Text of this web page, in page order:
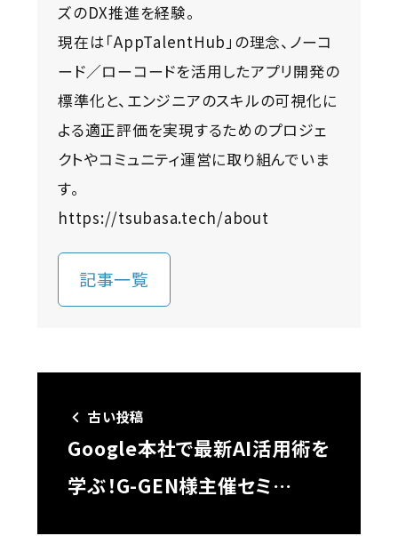
ズのDX推進を経験。
現在は「AppTalentHub」の理念、ノーコ
ード／ローコードを活用したアプリ開発の
標準化と、エンジニアのスキルの可視化に
よる適正評価を実現するためのプロジェ
クトやコミュニティ運営に取り組んでいま
す。
https://tsubasa.tech/about
記事一覧
古い投稿
Google本社で最新AI活用術を
学ぶ！G-GEN様主催セミ…